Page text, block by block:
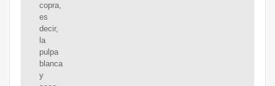
copra,
es
decir,
la
pulpa
blanca
y